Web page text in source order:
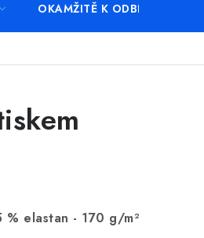
OKAMŽITĚ K ODBĚRU
% elastan - 170 g/m²